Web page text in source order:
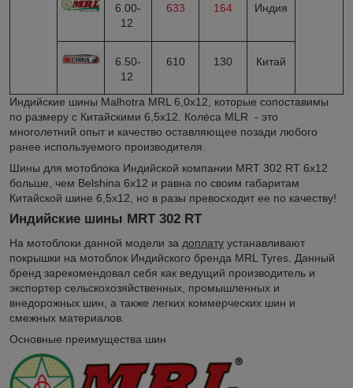
6.00-
12
633 164 Индия
6.50-
12
610 130 Китай
Индийские шины Malhotra MRL 6,0х12, которые сопоставимы
по размеру с Китайскими 6,5х12. Колёса MLR - это
многолетний опыт и качество оставляющее позади любого
ранее используемого производителя.
Шины для мотоблока Индийской компании MRT 302 RT 6х12
больше, чем Belshina 6х12 и равна по своим габаритам
Китайской шине 6,5х12, но в разы превосходит ее по качеству!
Индийские шины MRT 302 RT
На мотоблоки данной модели за доплату устанавливают
покрышки на мотоблок Индийского бренда MRL Tyres. Данный
бренд зарекомендовал себя как ведущий производитель и
экспортер сельскохозяйственных, промышленных и
внедорожных шин, а также легких коммерческих шин и
смежных материалов.
Основные преимущества шин